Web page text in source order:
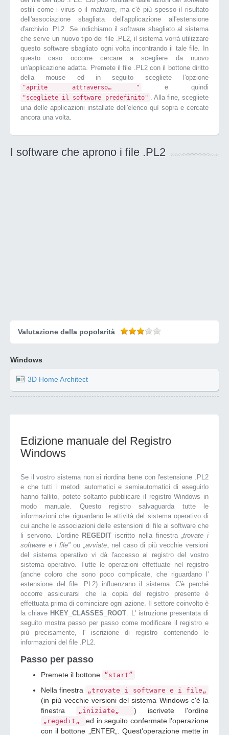
ostili come i virus o il malware, ma c'è più spesso il risultato
dell'associazione sbagliata dell'applicazione all'estensione
d'archivio .PL2. Se indichiamo il software sbagliato al sistema
che serve un nuovo tipo dei file .PL2, il sistema vorrà utilizzare
questo software sbagliato ogni volta incontrando il tale file. In
questo caso occorre cercare a scegliere da nuovo
un'applicazione adatta. Premete il file .PL2 con il bottone diritto
della mouse ed in seguito scegliete l'opzione
"aprite attraverso… " e quindi
"scegliete il software predefinito" . Alla fine, scegliete
una delle applicazioni installate dell'elenco quì sopra e cercate
ancora una volta.
I software che aprono i file .PL2
Valutazione della popolarità
Windows
3D Home Architect
Edizione manuale del Registro
Windows
Se il vostro sistema non si riordina bene con l'estensione .PL2
e che tutti i metodi automatici e semiautomatici di eseguirlo
hanno fallito, potete soltanto pubblicare il registro Windows in
modo manuale. Questo registro salvaguarda tutte le
informazioni che riguardano le attività del sistema operativo di
cui anche le associazioni delle estensioni di file ai software che
li servono. L'ordine REGEDIT iscritto nella finestra„trovate i
software e i file"ou „avviate„ nel caso di più vecchie versioni
del sistema operativo vi dà l'accesso al registro del vostro
sistema operativo. Tutte le operazioni effettuate nel registro
(anche coloro che sono poco complicate, che riguardano l'
estensione del file .PL2) influenzano il sistema. C'è perché
occorre assicurarsi che la copia del registro presente è
effettuata prima di cominciare ogni azione. Il settore coinvolto è
la chiave HKEY_CLASSES_ROOT. L' istruzione presentata di
seguito mostra passo per passo come modificare il registro e
più precisamente, l' iscrizione di registro contenendo le
informazioni del file .PL2.
Passo per passo
Premete il bottone “start”
Nella finestra „trovate i software e i file„
(in più vecchie versioni del sistema Windows c'è la
finestra
„iniziate„ ) iscrivete l'ordine
„regedit„
ed in seguito confermate l'operazione
con il bottone „ENTER„. Quest'operazione mette in